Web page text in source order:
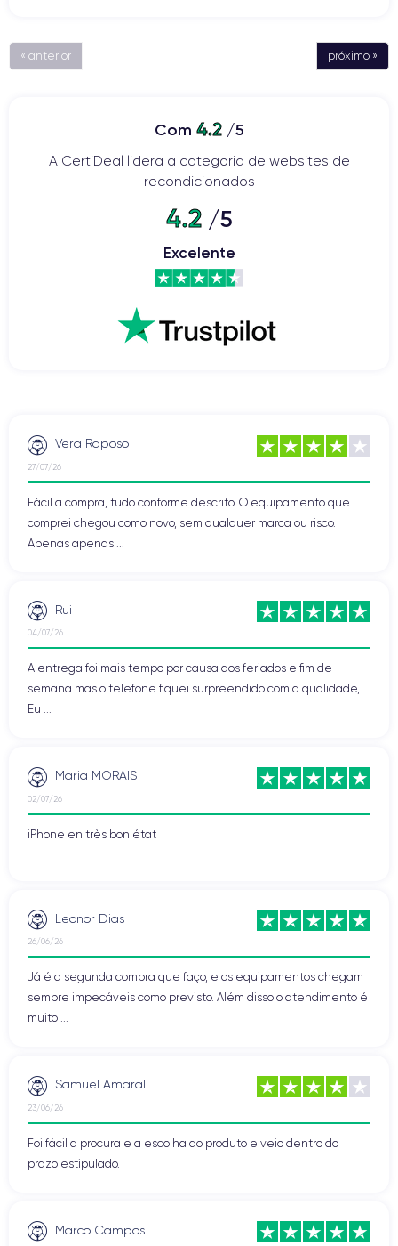
« anterior próximo »
Com 4.2/5
A CertiDeal lidera a categoria de websites de
recondicionados
4.2/5
Excelente
Vera Raposo
27/07/26
Fácil a compra, tudo conforme descrito. O equipamento que
comprei chegou como novo, sem qualquer marca ou risco.
Apenas apenas ...
Rui
04/07/26
A entrega foi mais tempo por causa dos feriados e fim de
semana mas o telefone fiquei surpreendido com a qualidade,
Eu ...
Maria MORAIS
02/07/26
iPhone en très bon état
Leonor Dias
26/06/26
Já é a segunda compra que faço, e os equipamentos chegam
sempre impecáveis como previsto. Além disso o atendimento é
muito ...
Samuel Amaral
23/06/26
Foi fácil a procura e a escolha do produto e veio dentro do
prazo estipulado.
Marco Campos